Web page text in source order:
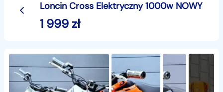
Loncin Cross Elektryczny 1000w NOWY
1 999zł